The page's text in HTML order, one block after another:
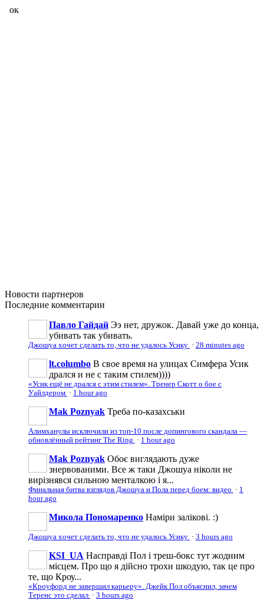
Новости партнеров
Последние комментарии
Павло Гайдай Ээ нет, дружок. Давай уже до конца,
убивать так убивать.
Джошуа хочет сделать то, что не удалось Усику · 28 minutes ago
lt.columbo В свое время на улицах Симфера Усик
дрался и не с таким стилем))))
«Усик ещё не дрался с этим стилем». Тренер Скотт о бое с
Уайлдером · 1 hour ago
Mak Poznyak Треба по-казахськи
Алимханулы исключили из топ-10 после допингового скандала —
обновлённый рейтинг The Ring · 1 hour ago
Mak Poznyak Обоє виглядають дуже
знервованими. Все ж таки Джошуа ніколи не
вирізнявся сильною менталкою і я...
Финальная битва взглядов Джошуа и Пола перед боем: видео · 1
hour ago
Микола Пономаренко Наміри залікові. :)
Джошуа хочет сделать то, что не удалось Усику · 3 hours ago
KSI_UA Насправді Пол і треш-бокс тут жодним
місцем. Про що я дійсно трохи шкодую, так це про
те, що Кроу...
«Кроуфорд не завершил карьеру». Джейк Пол объяснил, зачем
Теренс это сделал · 3 hours ago